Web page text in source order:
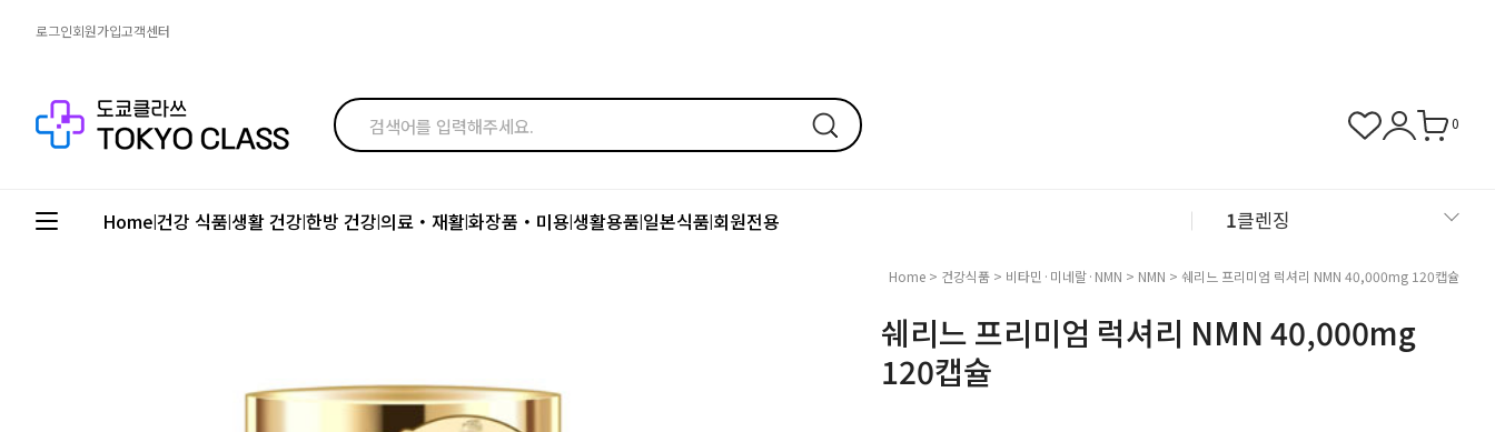
로그인회원가입고객센터
0
Home|건강 식품|생활 건강|한방 건강|의료・재활|화장품・미용|생활용품|일본식품|회원전용 1클렌징
2샴푸
3 근육관절
Home > 건강식품 > 비타민·미네랄·NMN > NMN > 쉐리느 프리미엄 럭셔리 NMN 40,000mg 120캡슐
쉐리느 프리미엄 럭셔리 NMN 40,000mg
120캡슐